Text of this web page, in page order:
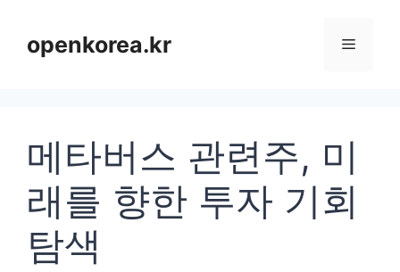
openkorea.kr 메
메타버스 관련주, 미
래를 향한 투자 기회
탐색